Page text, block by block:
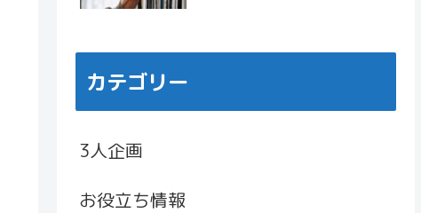
カテゴリー
3人企画
お役立ち情報